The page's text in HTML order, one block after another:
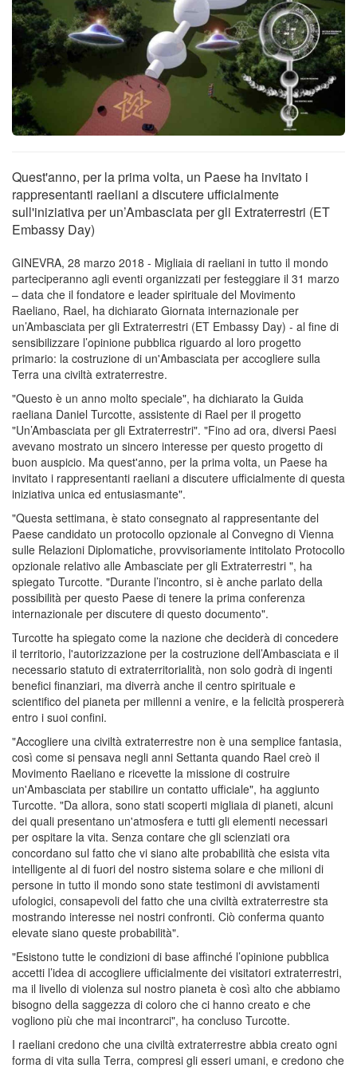
Quest'anno, per la prima volta, un Paese ha invitato i
rappresentanti raeliani a discutere ufficialmente
sull'iniziativa per un’Ambasciata per gli Extraterrestri (ET
Embassy Day)
GINEVRA, 28 marzo 2018 - Migliaia di raeliani in tutto il mondo
parteciperanno agli eventi organizzati per festeggiare il 31 marzo
– data che il fondatore e leader spirituale del Movimento
Raeliano, Rael, ha dichiarato Giornata internazionale per
un’Ambasciata per gli Extraterrestri (ET Embassy Day) - al fine di
sensibilizzare l’opinione pubblica riguardo al loro progetto
primario: la costruzione di un'Ambasciata per accogliere sulla
Terra una civiltà extraterrestre.
"Questo è un anno molto speciale", ha dichiarato la Guida
raeliana Daniel Turcotte, assistente di Rael per il progetto
"Un’Ambasciata per gli Extraterrestri". "Fino ad ora, diversi Paesi
avevano mostrato un sincero interesse per questo progetto di
buon auspicio. Ma quest'anno, per la prima volta, un Paese ha
invitato i rappresentanti raeliani a discutere ufficialmente di questa
iniziativa unica ed entusiasmante".
"Questa settimana, è stato consegnato al rappresentante del
Paese candidato un protocollo opzionale al Convegno di Vienna
sulle Relazioni Diplomatiche, provvisoriamente intitolato Protocollo
opzionale relativo alle Ambasciate per gli Extraterrestri ", ha
spiegato Turcotte. "Durante l’incontro, si è anche parlato della
possibilità per questo Paese di tenere la prima conferenza
internazionale per discutere di questo documento".
Turcotte ha spiegato come la nazione che deciderà di concedere
il territorio, l'autorizzazione per la costruzione dell’Ambasciata e il
necessario statuto di extraterritorialità, non solo godrà di ingenti
benefici finanziari, ma diverrà anche il centro spirituale e
scientifico del pianeta per millenni a venire, e la felicità prospererà
entro i suoi confini.
"Accogliere una civiltà extraterrestre non è una semplice fantasia,
così come si pensava negli anni Settanta quando Rael creò il
Movimento Raeliano e ricevette la missione di costruire
un'Ambasciata per stabilire un contatto ufficiale", ha aggiunto
Turcotte. "Da allora, sono stati scoperti migliaia di pianeti, alcuni
dei quali presentano un'atmosfera e tutti gli elementi necessari
per ospitare la vita. Senza contare che gli scienziati ora
concordano sul fatto che vi siano alte probabilità che esista vita
intelligente al di fuori del nostro sistema solare e che milioni di
persone in tutto il mondo sono state testimoni di avvistamenti
ufologici, consapevoli del fatto che una civiltà extraterrestre sta
mostrando interesse nei nostri confronti. Ciò conferma quanto
elevate siano queste probabilità".
"Esistono tutte le condizioni di base affinché l’opinione pubblica
accetti l’idea di accogliere ufficialmente dei visitatori extraterrestri,
ma il livello di violenza sul nostro pianeta è così alto che abbiamo
bisogno della saggezza di coloro che ci hanno creato e che
vogliono più che mai incontrarci", ha concluso Turcotte.
I raeliani credono che una civiltà extraterrestre abbia creato ogni
forma di vita sulla Terra, compresi gli esseri umani, e credono che